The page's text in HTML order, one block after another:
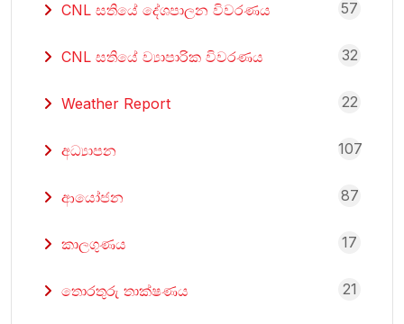
CNL සතියේ දේශපාලන විවරණය 57
CNL සතියේ ව්‍යාපාරික විවරණය 32
Weather Report 22
අධ්‍යාපන 107
ආයෝජන 87
කාලගුණය 17
තොරතුරු තාක්ෂණය 21